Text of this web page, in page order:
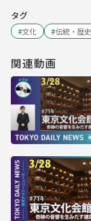
タグ
#文化 #伝統・歴史
関連動画